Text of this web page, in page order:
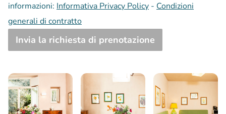
informazioni: Informativa Privacy Policy - Condizioni
generali di contratto
Invia la richiesta di prenotazione